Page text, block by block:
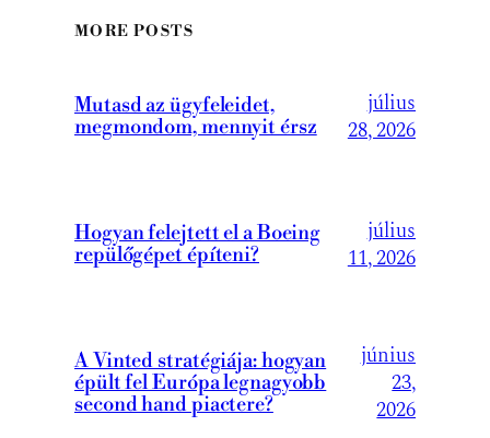
MORE POSTS
Mutasd az ügyfeleidet,
megmondom, mennyit érsz
július
28, 2026
Hogyan felejtett el a Boeing
repülőgépet építeni?
július
11, 2026
A Vinted stratégiája: hogyan
épült fel Európa legnagyobb
second hand piactere?
június
23,
2026